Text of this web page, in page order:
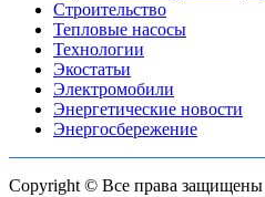
Строительство
Тепловые насосы
Технологии
Экостатьи
Электромобили
Энергетические новости
Энергосбережение
Copyright © Все права защищены